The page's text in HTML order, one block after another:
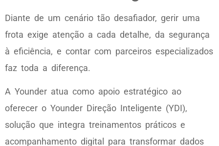
Diante de um cenário tão desafiador, gerir uma
frota exige atenção a cada detalhe, da segurança
à eficiência, e contar com parceiros especializados
faz toda a diferença.
A Younder atua como apoio estratégico ao
oferecer o Younder Direção Inteligente (YDI),
solução que integra treinamentos práticos e
acompanhamento digital para transformar dados